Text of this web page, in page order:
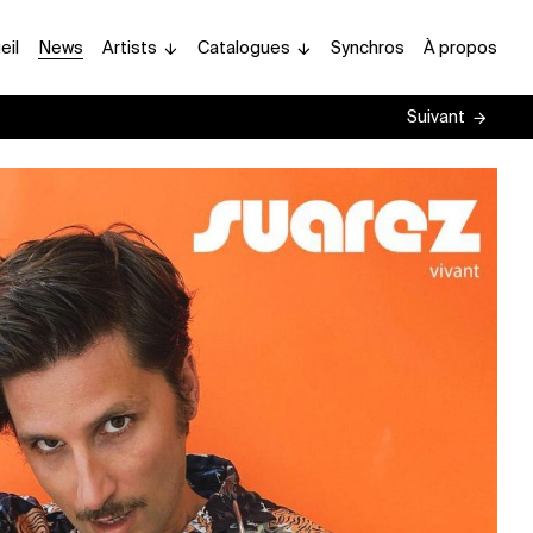
News Artists Catalogues Synchros À propos
Suivant